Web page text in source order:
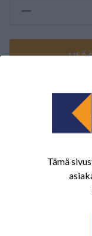
ARVOSTELUJEN
(0/5)
Tämä